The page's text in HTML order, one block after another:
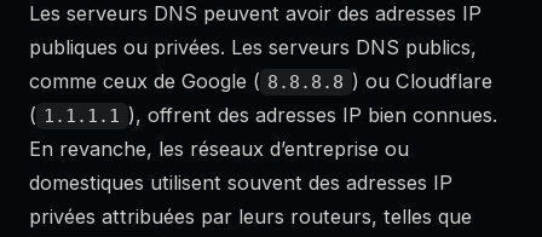
Les serveurs DNS peuvent avoir des adresses IP
publiques ou privées. Les serveurs DNS publics,
comme ceux de Google ( 8.8.8.8 ) ou Cloudflare
( 1.1.1.1
), offrent des adresses IP bien connues.
En revanche, les réseaux d’entreprise ou
domestiques utilisent souvent des adresses IP
privées attribuées par leurs routeurs, telles que